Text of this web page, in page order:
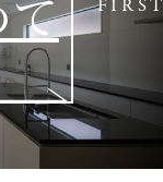
て